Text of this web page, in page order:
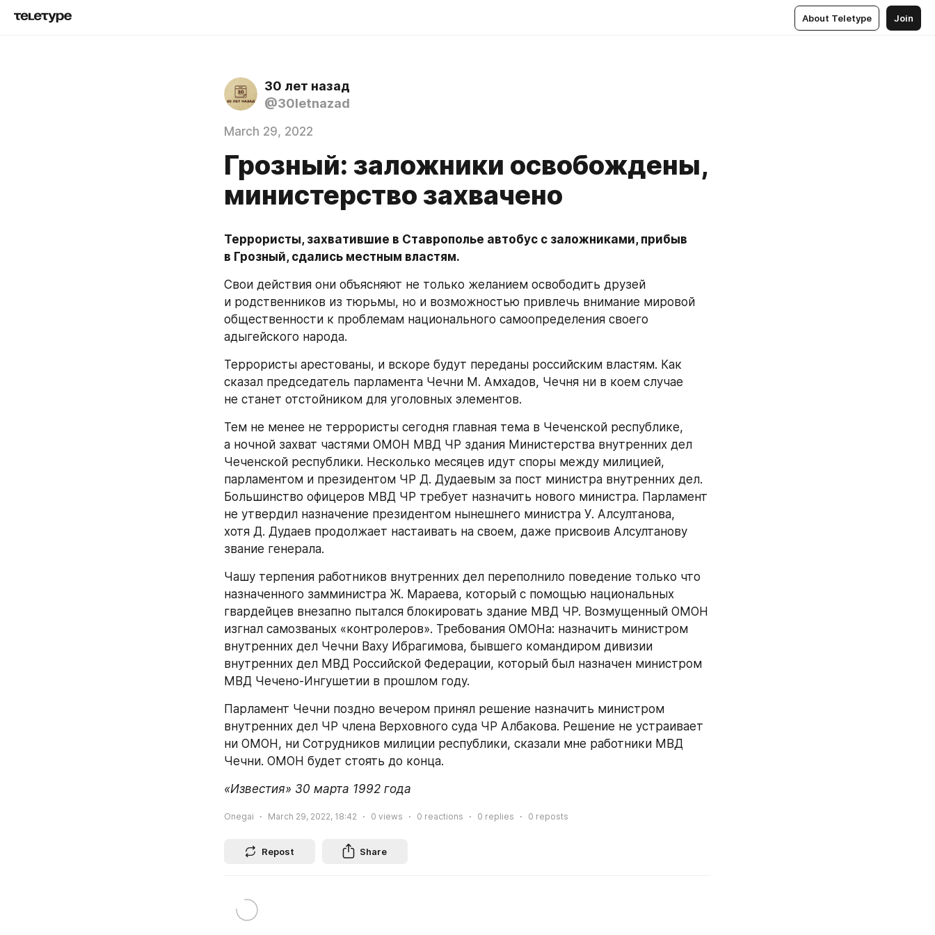
About Teletype Join
30 лет назад
@30letnazad
March 29, 2022
Грозный: заложники освобождены,
министерство захвачено
Террористы, захватившие в Ставрополье автобус с заложниками, прибыв
в Грозный, сдались местным властям.
Свои действия они объясняют не только желанием освободить друзей
и родственников из тюрьмы, но и возможностью привлечь внимание мировой
общественности к проблемам национального самоопределения своего
адыгейского народа.
Террористы арестованы, и вскоре будут переданы российским властям. Как
сказал председатель парламента Чечни М. Амхадов, Чечня ни в коем случае
не станет отстойником для уголовных элементов.
Тем не менее не террористы сегодня главная тема в Чеченской республике,
а ночной захват частями ОМОН МВД ЧР здания Министерства внутренних дел
Чеченской республики. Несколько месяцев идут споры между милицией,
парламентом и президентом ЧР Д. Дудаевым за пост министра внутренних дел.
Большинство офицеров МВД ЧР требует назначить нового министра. Парламент
не утвердил назначение президентом нынешнего министра У. Алсултанова,
хотя Д. Дудаев продолжает настаивать на своем, даже присвоив Алсултанову
звание генерала.
Чашу терпения работников внутренних дел переполнило поведение только что
назначенного замминистра Ж. Мараева, который с помощью национальных
гвардейцев внезапно пытался блокировать здание МВД ЧР. Возмущенный ОМОН
изгнал самозваных «контролеров». Требования ОМОНа: назначить министром
внутренних дел Чечни Ваху Ибрагимова, бывшего командиром дивизии
внутренних дел МВД Российской Федерации, который был назначен министром
МВД Чечено-Ингушетии в прошлом году.
Парламент Чечни поздно вечером принял решение назначить министром
внутренних дел ЧР члена Верховного суда ЧР Албакова. Решение не устраивает
ни ОМОН, ни Сотрудников милиции республики, сказали мне работники МВД
Чечни. ОМОН будет стоять до конца.
«Известия» 30 марта 1992 года
Onegai March 29, 2022, 18:42 0 views 0 reactions 0 replies 0 reposts
Repost Share